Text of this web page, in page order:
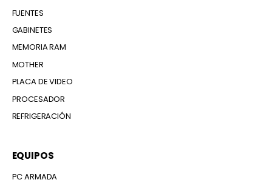
FUENTES
GABINETES
MEMORIA RAM
MOTHER
PLACA DE VIDEO
PROCESADOR
REFRIGERACIÓN
EQUIPOS
PC ARMADA